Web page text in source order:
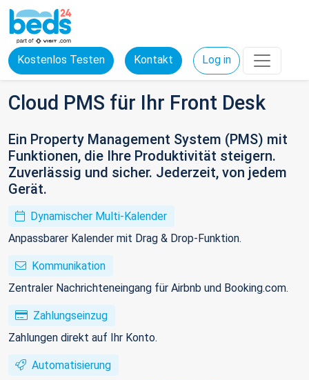
Kostenlos Testen Kontakt Log in
Cloud PMS für Ihr Front Desk
Ein Property Management System (PMS) mit
Funktionen, die Ihre Produktivität steigern.
Zuverlässig und sicher. Jederzeit, von jedem
Gerät.
Dynamischer Multi-Kalender
Anpassbarer Kalender mit Drag & Drop-Funktion.
Kommunikation
Zentraler Nachrichteneingang für Airbnb und Booking.com.
Zahlungseinzug
Zahlungen direkt auf Ihr Konto.
Automatisierung